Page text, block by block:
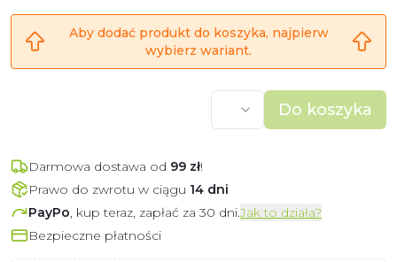
Aby dodać produkt do koszyka, najpierw
wybierz wariant.
Do koszyka
Darmowa dostawa od 99 zł!
Prawo do zwrotu w ciągu 14 dni
PayPo, kup teraz, zapłać za 30 dni.Jak to działa?
Bezpieczne płatności